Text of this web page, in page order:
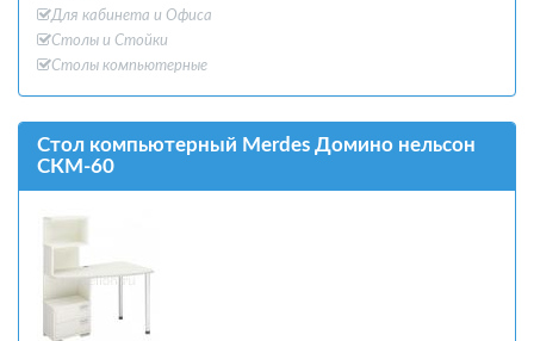
Для кабинета и Офиcа
Столы и Стойки
Столы компьютерные
Стол компьютерный Merdes Домино нельсон
СКМ-60